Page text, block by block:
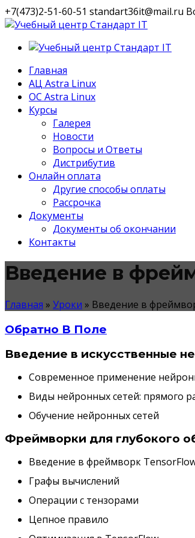
+7(473)2-51-60-51 standart36it@mail.ru
VK
Главная
АЦ Astra Linux
OC Astra Linux
Курсы
Галерея
Новости
Вопросы и Ответы
Дистрибутив
Онлайн оплата
Другие способы оплаты
Рассрочка
Документы
Документы об окончании
Контакты
Введение в
Главная » Уроки » Введение в
Обратно В Поле
Введение в искусственные
Современное применение
Виды нейронных сетей: прямого
Обучение нейронных сетей
Фреймворки для глубокого
Введение в фреймворк
Графы вычислений
Операции с тензорами
Цепное правило